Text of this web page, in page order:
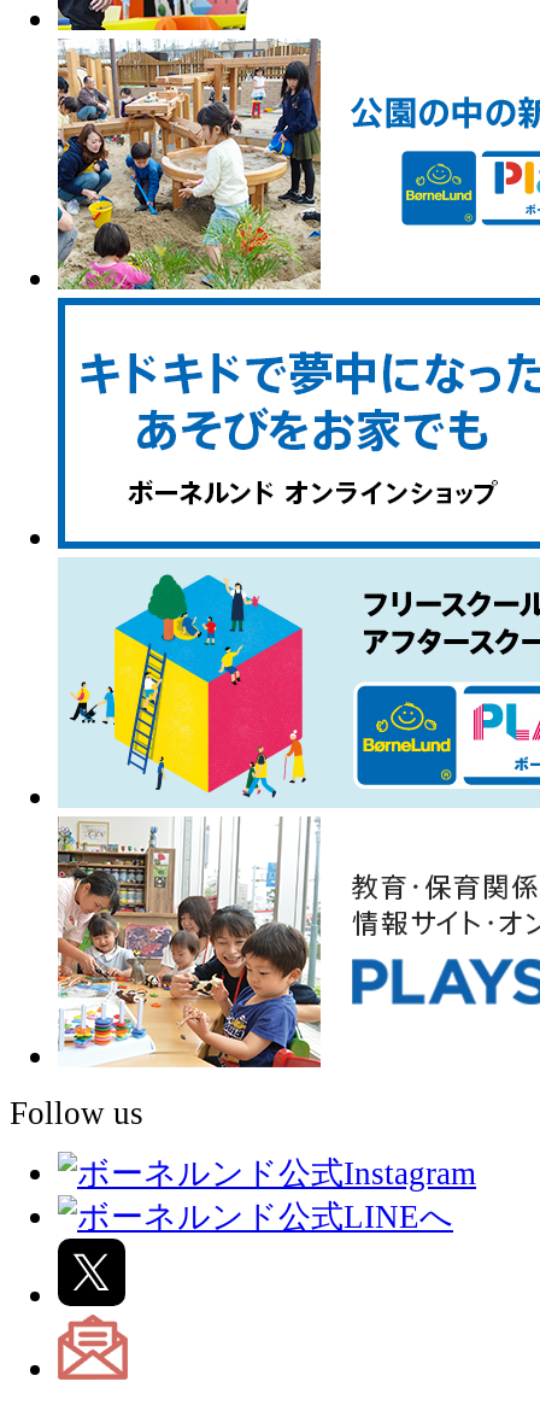
Follow us